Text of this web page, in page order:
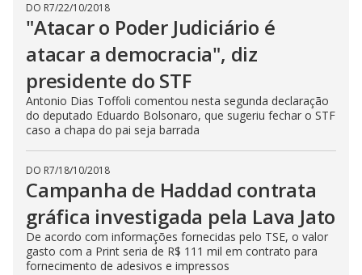
DO R7/22/10/2018
"Atacar o Poder Judiciário é
atacar a democracia", diz
presidente do STF
Antonio Dias Toffoli comentou nesta segunda declaração
do deputado Eduardo Bolsonaro, que sugeriu fechar o STF
caso a chapa do pai seja barrada
DO R7/18/10/2018
Campanha de Haddad contrata
gráfica investigada pela Lava Jato
De acordo com informações fornecidas pelo TSE, o valor
gasto com a Print seria de R$ 111 mil em contrato para
fornecimento de adesivos e impressos